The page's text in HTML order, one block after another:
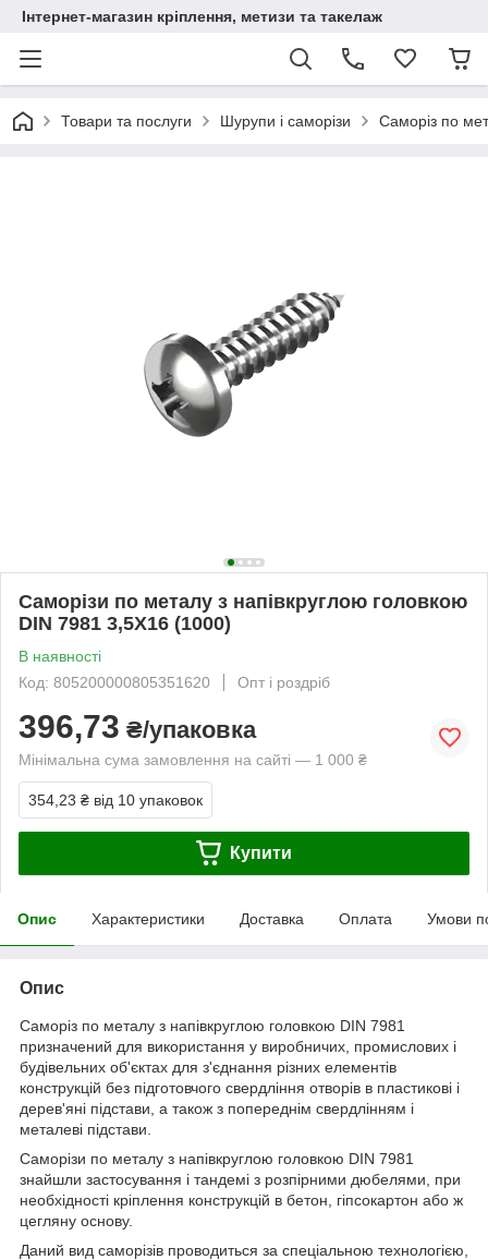
Інтернет-магазин кріплення, метизи та такелаж
Товари та послуги Шурупи і саморізи Саморіз по
Саморізи по металу з напівкруглою головкою
DIN 7981 3,5Х16 (1000)
В наявності
Код: 805200000805351620
Опт і роздріб
396,73 ₴/упаковка
Мінімальна сума замовлення на сайті — 1 000 ₴
354,23 ₴ від 10 упаковок
Купити
Опис Характеристики Доставка Оплата Умови
Опис
Саморіз по металу з напівкруглою головкою DIN 7981
призначений для використання у виробничих, промислових і
будівельних об'єктах для з'єднання різних елементів
конструкцій без підготовчого свердління отворів в пластикові і
дерев'яні підстави, а також з попереднім свердлінням і
металеві підстави.
Саморізи по металу з напівкруглою головкою DIN 7981
знайшли застосування і тандемі з розпірними дюбелями, при
необхідності кріплення конструкцій в бетон, гіпсокартон або ж
цегляну основу.
Даний вид саморізів проводиться за спеціальною технологією,